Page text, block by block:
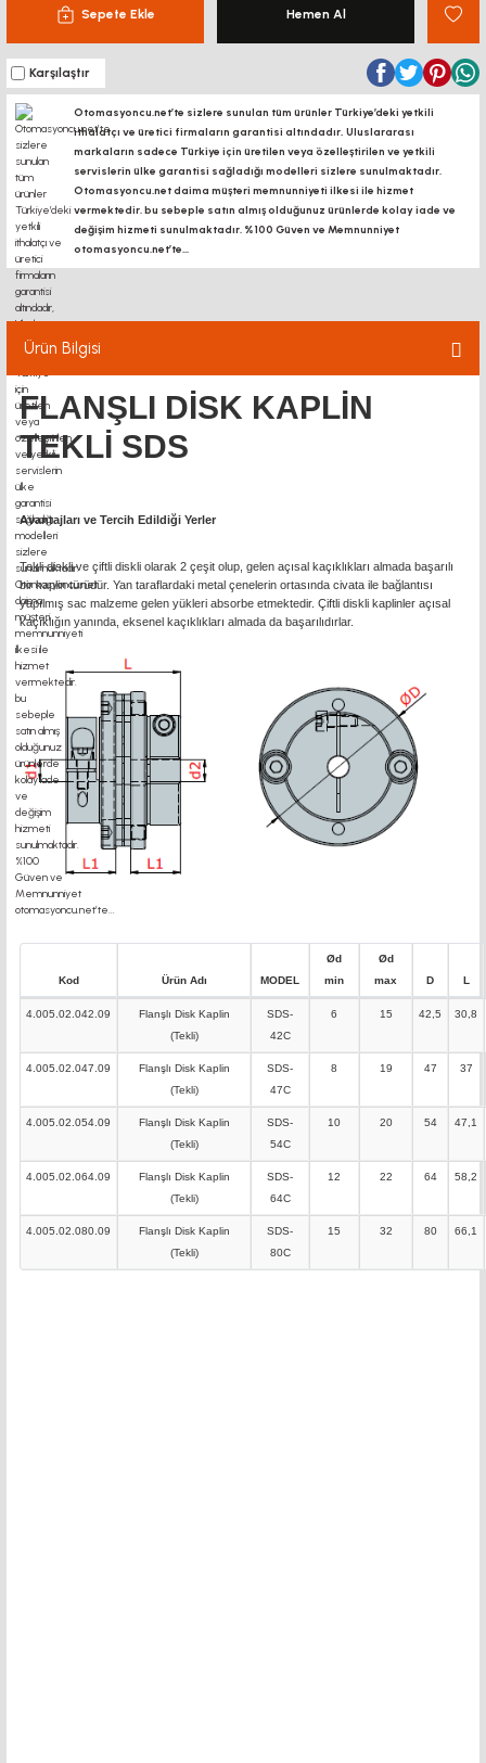
Sepete Ekle Hemen Al
Karşılaştır
Otomasyoncu.net’te sizlere sunulan tüm ürünler Türkiye’deki yetkili
ithalatçı ve üretici firmaların garantisi altındadır, Uluslararası
markaların sadece Türkiye için üretilen veya özelleştirilen ve yetkili
servislerin ülke garantisi sağladığı modelleri sizlere sunulmaktadır.
Otomasyoncu.net daima müşteri memnunniyeti ilkesi ile hizmet
vermektedir. bu sebeple satın almış olduğunuz ürünlerde kolay iade ve
değişim hizmeti sunulmaktadır. %100 Güven ve Memnunniyet
otomasyoncu.net’te...
Ürün Bilgisi
FLANŞLI DİSK KAPLİN
TEKLİ SDS
Avantajları ve Tercih Edildiği Yerler
Tekli diskli ve çiftli diskli olarak 2 çeşit olup, gelen açısal kaçıklıkları almada başarılı
bir kaplin türüdür. Yan taraflardaki metal çenelerin ortasında civata ile bağlantısı
yapılmış sac malzeme gelen yükleri absorbe etmektedir. Çiftli diskli kaplinler açısal
kaçıklığın yanında, eksenel kaçıklıkları almada da başarılıdırlar.
Kod Ürün Adı MODEL
Ød
min
Ød
max
D L
4.005.02.042.09
Flanşlı Disk Kaplin
(Tekli)
SDS-
42C
6 15 42,5 30,8
4.005.02.047.09
Flanşlı Disk Kaplin
(Tekli)
SDS-
47C
8 19 47 37
4.005.02.054.09
Flanşlı Disk Kaplin
(Tekli)
SDS-
54C
10 20 54 47,1
4.005.02.064.09
Flanşlı Disk Kaplin
(Tekli)
SDS-
64C
12 22 64 58,2
4.005.02.080.09
Flanşlı Disk Kaplin
(Tekli)
SDS-
80C
15 32 80 66,1